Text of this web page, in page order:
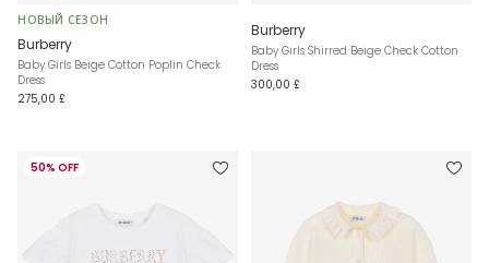
НОВЫЙ СЕЗОН
Burberry
Baby Girls Beige Cotton Poplin Check
Dress
275,00 £
Burberry
Baby Girls Shirred Beige Check Cotton
Dress
300,00 £
50% OFF